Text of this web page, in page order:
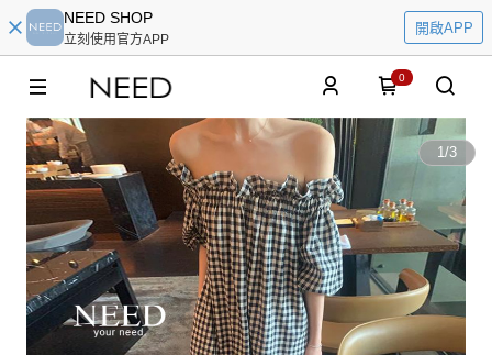
NEED SHOP
立刻使用官方APP
開啟APP
0
1/3